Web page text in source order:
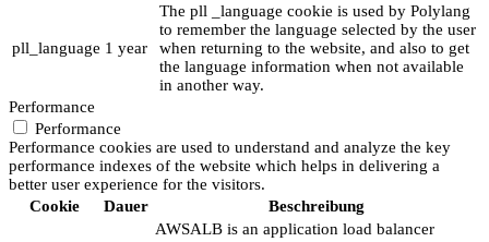
pll_language 1 year
The pll _language cookie is used by Polylang
to remember the language selected by the user
when returning to the website, and also to get
the language information when not available
in another way.
Performance
Performance
Performance cookies are used to understand and analyze the key
performance indexes of the website which helps in delivering a
better user experience for the visitors.
Cookie
Dauer Beschreibung
AWSALB is an application load balancer